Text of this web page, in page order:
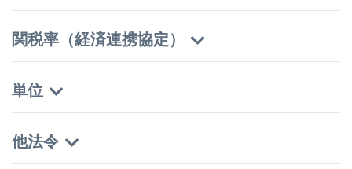
関税率（経済連携協定）
単位
他法令